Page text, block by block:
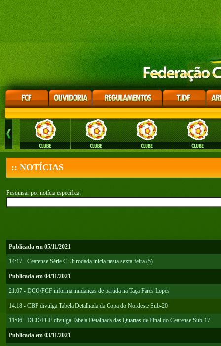
:: NOTÍCIAS
Pesquisar por notícia específica:
Publicada em 05/11/2021
14:17 - Cearense Série C: 3ª rodada inicia nesta sexta-feira (5)
Publicada em 04/11/2021
21:07 - DCO/FCF informa mudanças de partida na Taça Fares Lopes
14:18 - CBF divulga Tabela Detalhada da Copa do Nordeste Sub-20
11:06 - DCO/FCF divulga Tabela Detalhada das Quartas de Final do Cearense Sub-17
Publicada em 03/11/2021